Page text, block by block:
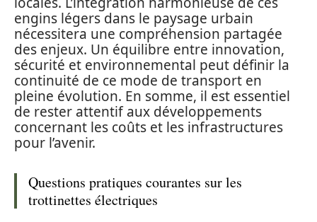
engins légers dans le paysage urbain
nécessitera une compréhension partagée
des enjeux. Un équilibre entre innovation,
sécurité et environnemental peut définir la
continuité de ce mode de transport en
pleine évolution. En somme, il est essentiel
de rester attentif aux développements
concernant les coûts et les infrastructures
pour l’avenir.
Questions pratiques courantes sur les
trottinettes électriques